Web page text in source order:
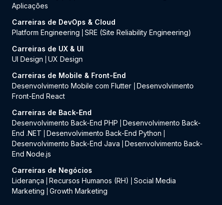
Aplicações
Carreiras de DevOps & Cloud
Platform Engineering
SRE (Site Reliability Engineering)
Carreiras de UX & UI
UI Design
UX Design
Carreiras de Mobile & Front-End
Desenvolvimento Mobile com Flutter
Desenvolvimento
Front-End React
Carreiras de Back-End
Desenvolvimento Back-End PHP
Desenvolvimento Back-
End .NET
Desenvolvimento Back-End Python
Desenvolvimento Back-End Java
Desenvolvimento Back-
End Node.js
Carreiras de Negócios
Liderança
Recursos Humanos (RH)
Social Media
Marketing
Growth Marketing